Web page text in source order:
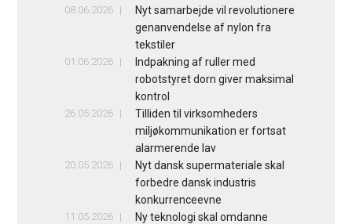
08.06.2026
Nyt samarbejde vil revolutionere
genanvendelse af nylon fra
tekstiler
01.06.2026
Indpakning af ruller med
robotstyret dorn giver maksimal
kontrol
26.05.2026
Tilliden til virksomheders
miljøkommunikation er fortsat
alarmerende lav
20.05.2026
Nyt dansk supermateriale skal
forbedre dansk industris
konkurrenceevne
11.05.2026
Ny teknologi skal omdanne